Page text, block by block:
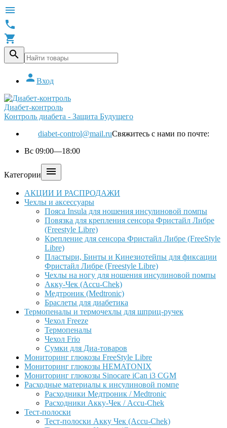




 Вход
Диабет-контроль
Контроль диабета - Защита Будущего
diabet-control@mail.ruСвяжитесь с нами по почте:
Вс 09:00—18:00
Категории 
АКЦИИ И РАСПРОДАЖИ
Чехлы и аксессуары
Пояса Insula для ношения инсулиновой помпы
Повязка для крепления сенсора Фристайл Либре
(Freestyle Libre)
Крепление для сенсора Фристайл Либре (FreeStyle
Libre)
Пластыри, Бинты и Кинезиотейпы для фиксации
Фристайл Либре (Freestyle Libre)
Чехлы на ногу для ношения инсулиновой помпы
Акку-Чек (Accu-Chek)
Медтроник (Medtronic)
Браслеты для диабетика
Термопеналы и термочехлы для шприц-ручек
Чехол Freeze
Термопеналы
Чехол Frio
Сумки для Диа-товаров
Мониторинг глюкозы FreeStyle Libre
Мониторинг глюкозы HEMATONIX
Мониторинг глюкозы Sinocare iCan i3 CGM
Расходные материалы к инсулиновой помпе
Расходники Медтроник / Medtronic
Расходники Акку-Чек / Accu-Chek
Тест-полоски
Тест-полоски Акку Чек (Accu-Chek)